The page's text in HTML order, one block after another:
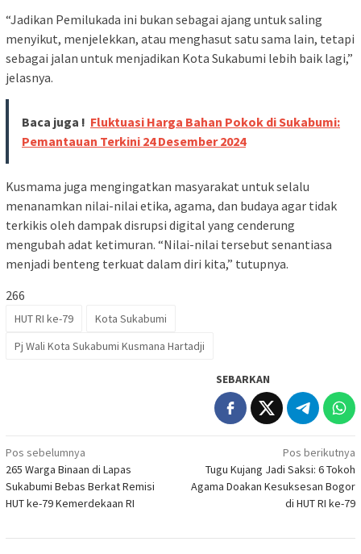
“Jadikan Pemilukada ini bukan sebagai ajang untuk saling
menyikut, menjelekkan, atau menghasut satu sama lain, tetapi
sebagai jalan untuk menjadikan Kota Sukabumi lebih baik lagi,”
jelasnya.
Baca juga ! Fluktuasi Harga Bahan Pokok di Sukabumi:
Pemantauan Terkini 24 Desember 2024
Kusmama juga mengingatkan masyarakat untuk selalu
menanamkan nilai-nilai etika, agama, dan budaya agar tidak
terkikis oleh dampak disrupsi digital yang cenderung
mengubah adat ketimuran. “Nilai-nilai tersebut senantiasa
menjadi benteng terkuat dalam diri kita,” tutupnya.
266
HUT RI ke-79
Kota Sukabumi
Pj Wali Kota Sukabumi Kusmana Hartadji
SEBARKAN
Navigasi
pos
Pos sebelumnya
265 Warga Binaan di Lapas
Sukabumi Bebas Berkat Remisi
HUT ke-79 Kemerdekaan RI
Pos berikutnya
Tugu Kujang Jadi Saksi: 6 Tokoh
Agama Doakan Kesuksesan Bogor
di HUT RI ke-79